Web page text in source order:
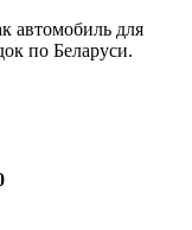
автомобиль для
по Беларуси.